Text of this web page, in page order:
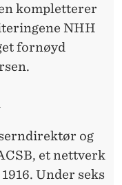
kompletterer
NHH
fornøyd
og
et nettverk
Under seks